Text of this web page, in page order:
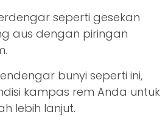
seperti gesekan
aus dengan piringan
bunyi seperti ini,
kampas rem Anda untuk
lebih lanjut.